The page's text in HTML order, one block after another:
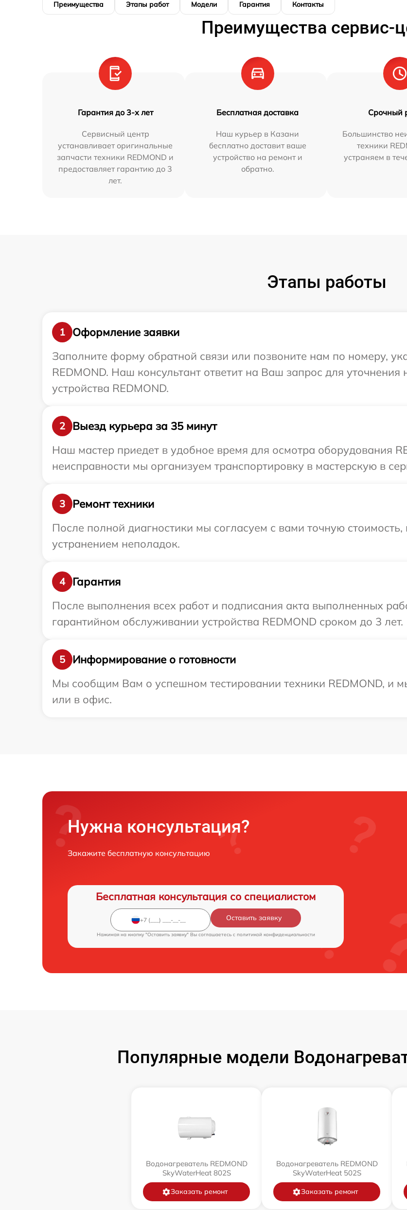
Преимущества Этапы работ Модели Гарантия Контакты
Преимущества сервис-
Гарантия до 3-х лет
Сервисный центр
устанавливает оригинальные
запчасти техники REDMOND и
предоставляет гарантию до 3
лет.
Бесплатная доставка
Наш курьер в Казани
бесплатно доставит ваше
устройство на ремонт и
обратно.
Срочный
Большинство
техники
устраняем в
Этапы работы
1
Оформление заявки
Заполните форму обратной связи или позвоните нам по номеру,
REDMOND. Наш консультант ответит на Ваш запрос для
устройства REDMOND.
2
Выезд курьера за 35 минут
Наш мастер приедет в удобное время для осмотра оборудования
неисправности мы организуем транспортировку в мастерскую в
3
Ремонт техники
После полной диагностики мы согласуем с вами точную
устранением неполадок.
4
Гарантия
После выполнения всех работ и подписания акта выполненных
гарантийном обслуживании устройства REDMOND сроком до 3 лет.
5
Информирование о готовности
Мы сообщим Вам о успешном тестировании техники REDMOND, и
или в офис.
Нужна консультация?
Закажите бесплатную консультацию
Бесплатная консультация со специалистом
Оставить заявку
Нажимая на кнопку "Оставить заявку" Вы соглашаетесь c политикой конфиденциальности
Популярные модели
Водонагреватель REDMOND
SkyWaterHeat 802S
Заказать ремонт
Водонагреватель REDMOND
SkyWaterHeat 502S
Заказать ремонт